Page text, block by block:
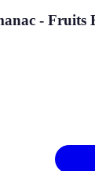
- Fruits